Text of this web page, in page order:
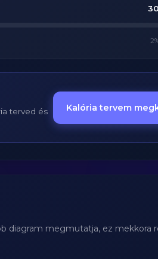
30
2
terved és
Kalória tervem
diagram megmutatja, ez mekkora